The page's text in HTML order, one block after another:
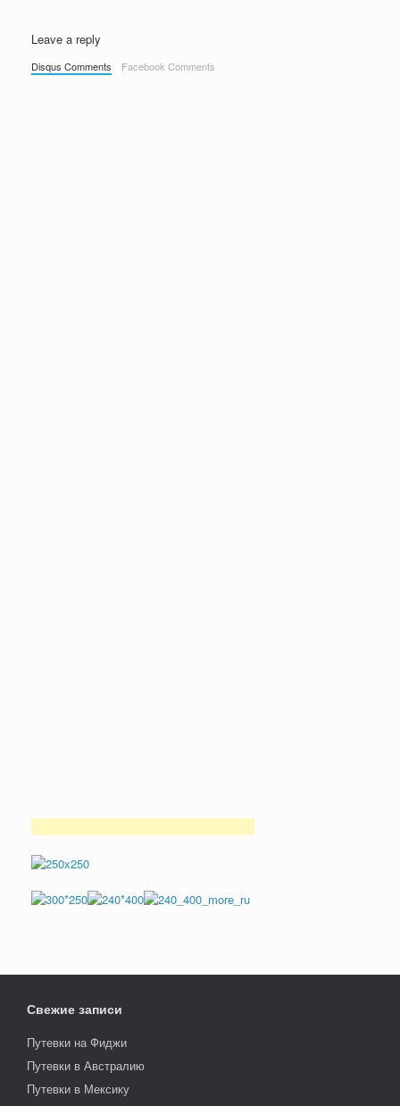
Leave a reply
Disqus Comments Facebook Comments
Свежие записи
Путевки на Фиджи
Путевки в Австралию
Путевки в Мексику